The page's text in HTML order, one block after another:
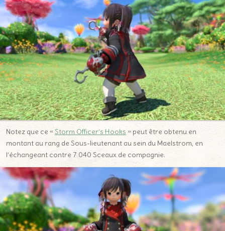
Notez que ce « Storm Officer’s Hooks » peut être obtenu en
montant au rang de Sous-lieutenant au sein du Maelstrom, en
l’échangeant contre 7 040 Sceaux de compagnie.